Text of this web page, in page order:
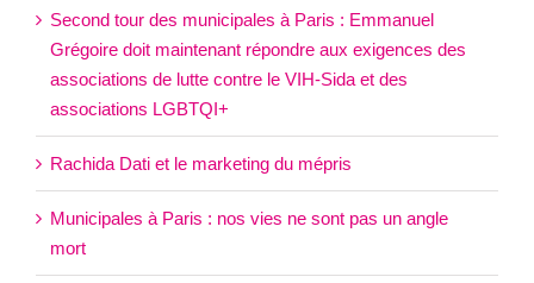
Second tour des municipales à Paris : Emmanuel
Grégoire doit maintenant répondre aux exigences des
associations de lutte contre le VIH-Sida et des
associations LGBTQI+
Rachida Dati et le marketing du mépris
Municipales à Paris : nos vies ne sont pas un angle
mort